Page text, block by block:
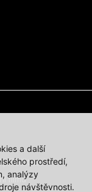
a další
prostředí,
analýzy
návštěvnosti.
příležitosti
filmu